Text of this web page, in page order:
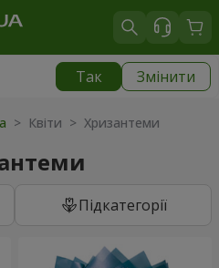
Так Змінити
> Квіти > Хризантеми
Підкатегорії